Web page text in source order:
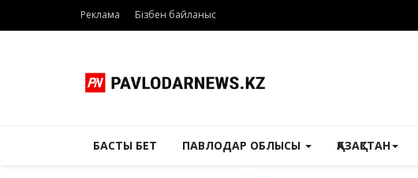
Реклама Бізбен байланыс
БАСТЫ БЕТ ПАВЛОДАР ОБЛЫСЫ ҚАЗАҚСТАН